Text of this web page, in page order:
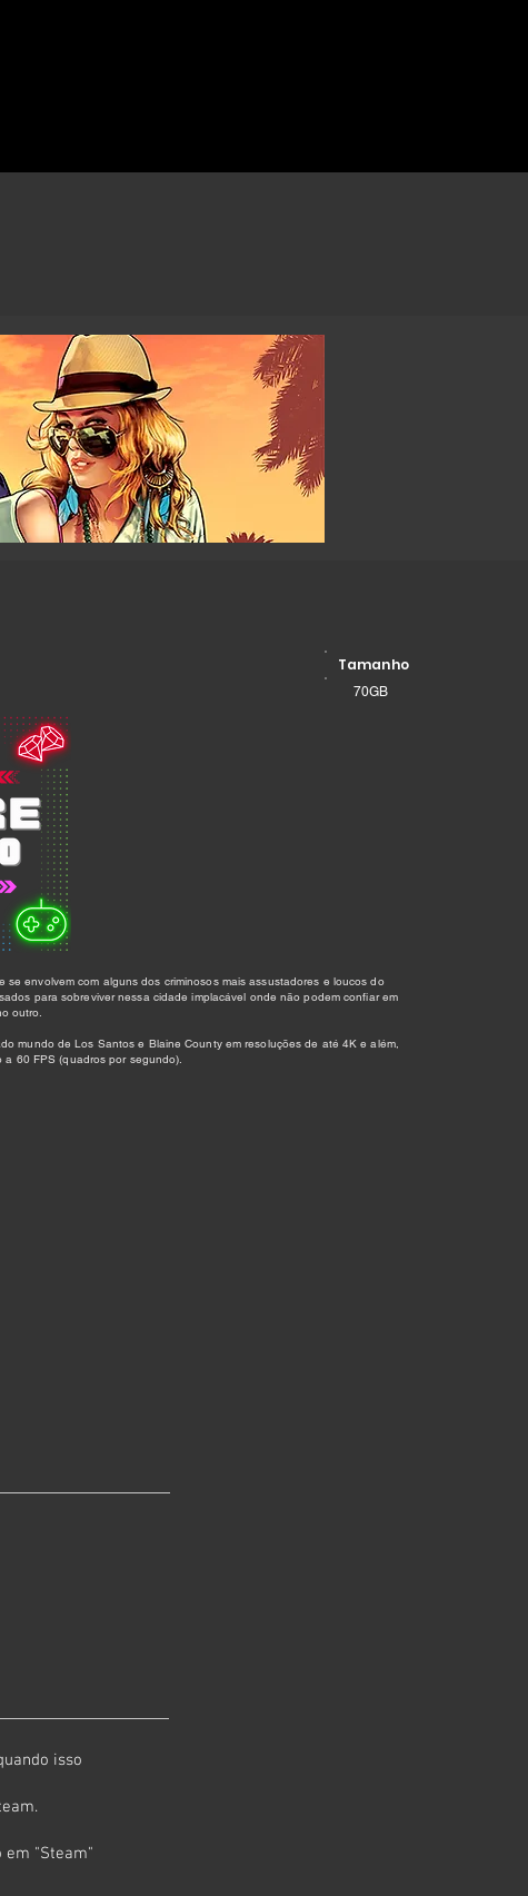
70GB
Tamanho
envolvem com alguns dos criminosos mais assustadores e loucos do
para sobreviver nessa cidade implacável onde não podem confiar em
outro.
mundo de Los Santos e Blaine County em resoluções de até 4K e além,
60 FPS (quadros por segundo).
isso
em "Steam"